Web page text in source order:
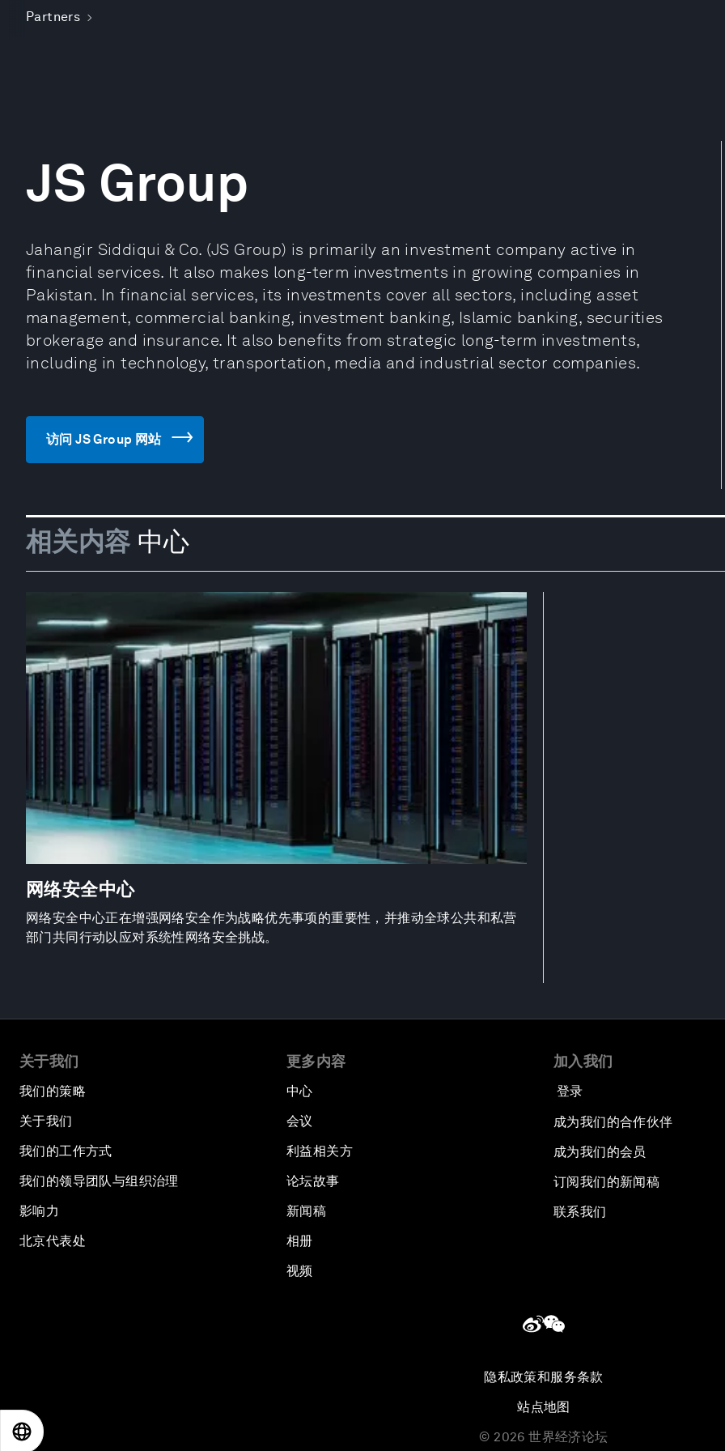
Partners
JS Group
Jahangir Siddiqui & Co. (JS Group) is primarily an investment company active in
financial services. It also makes long-term investments in growing companies in
Pakistan. In financial services, its investments cover all sectors, including asset
management, commercial banking, investment banking, Islamic banking, securities
brokerage and insurance. It also benefits from strategic long-term investments,
including in technology, transportation, media and industrial sector companies.
访问 JS Group 网站
相关内容 中心
网络安全中心
网络安全中心正在增强网络安全作为战略优先事项的重要性，并推动全球公共和私营
部门共同行动以应对系统性网络安全挑战。
关于我们
我们的策略
关于我们
我们的工作方式
我们的领导团队与组织治理
影响力
北京代表处
更多内容
中心
会议
利益相关方
论坛故事
新闻稿
相册
视频
加入我们
登录
成为我们的合作伙伴
成为我们的会员
订阅我们的新闻稿
联系我们
隐私政策和服务条款
站点地图
© 2026 世界经济论坛